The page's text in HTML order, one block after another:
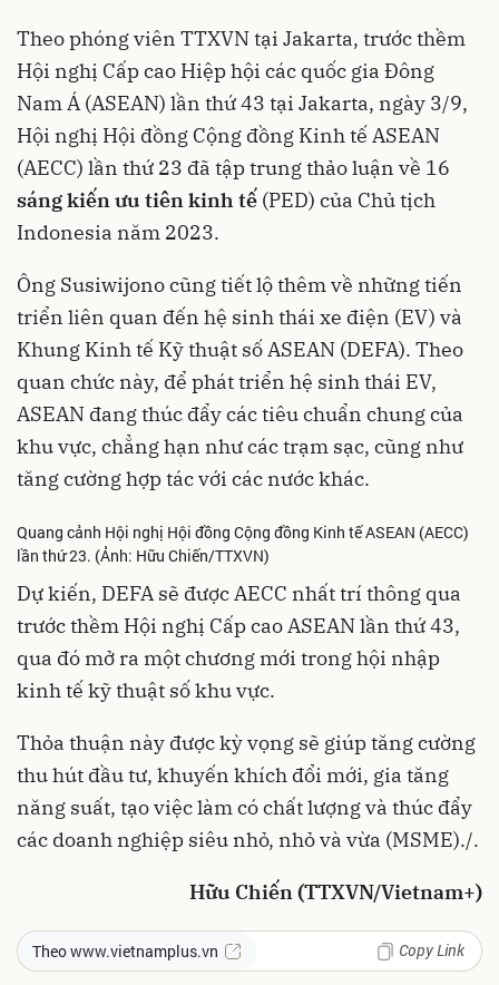
Theo phóng viên TTXVN tại Jakarta, trước thềm
Hội nghị Cấp cao Hiệp hội các quốc gia Đông
Nam Á (ASEAN) lần thứ 43 tại Jakarta, ngày 3/9,
Hội nghị Hội đồng Cộng đồng Kinh tế ASEAN
(AECC) lần thứ 23 đã tập trung thảo luận về 16
sáng kiến ưu tiên kinh tế (PED) của Chủ tịch
Indonesia năm 2023.
Ông Susiwijono cũng tiết lộ thêm về những tiến
triển liên quan đến hệ sinh thái xe điện (EV) và
Khung Kinh tế Kỹ thuật số ASEAN (DEFA). Theo
quan chức này, để phát triển hệ sinh thái EV,
ASEAN đang thúc đẩy các tiêu chuẩn chung của
khu vực, chẳng hạn như các trạm sạc, cũng như
tăng cường hợp tác với các nước khác.
Quang cảnh Hội nghị Hội đồng Cộng đồng Kinh tế ASEAN (AECC)
lần thứ 23. (Ảnh: Hữu Chiến/TTXVN)
Dự kiến, DEFA sẽ được AECC nhất trí thông qua
trước thềm Hội nghị Cấp cao ASEAN lần thứ 43,
qua đó mở ra một chương mới trong hội nhập
kinh tế kỹ thuật số khu vực.
Thỏa thuận này được kỳ vọng sẽ giúp tăng cường
thu hút đầu tư, khuyến khích đổi mới, gia tăng
năng suất, tạo việc làm có chất lượng và thúc đẩy
các doanh nghiệp siêu nhỏ, nhỏ và vừa (MSME)./.
Hữu Chiến (TTXVN/Vietnam+)
Theo www.vietnamplus.vn Copy Link